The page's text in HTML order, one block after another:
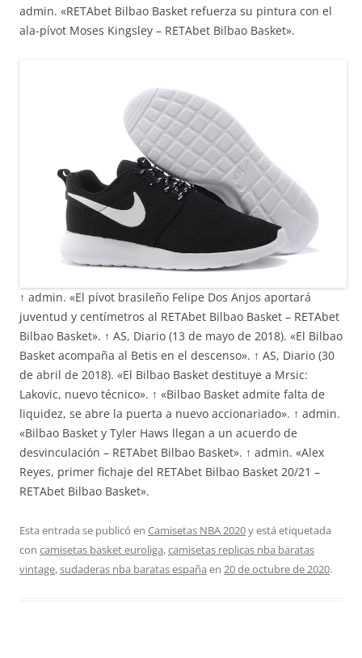
admin. «RETAbet Bilbao Basket refuerza su pintura con el
ala-pívot Moses Kingsley – RETAbet Bilbao Basket».
↑ admin. «El pívot brasileño Felipe Dos Anjos aportará
juventud y centímetros al RETAbet Bilbao Basket – RETAbet
Bilbao Basket». ↑ AS, Diario (13 de mayo de 2018). «El Bilbao
Basket acompaña al Betis en el descenso». ↑ AS, Diario (30
de abril de 2018). «El Bilbao Basket destituye a Mrsic:
Lakovic, nuevo técnico». ↑ «Bilbao Basket admite falta de
liquidez, se abre la puerta a nuevo accionariado». ↑ admin.
«Bilbao Basket y Tyler Haws llegan a un acuerdo de
desvinculación – RETAbet Bilbao Basket». ↑ admin. «Alex
Reyes, primer fichaje del RETAbet Bilbao Basket 20/21 –
RETAbet Bilbao Basket».
Esta entrada se publicó en Camisetas NBA 2020y está etiquetada
con camisetas basket euroliga,camisetas replicas nba baratas
vintage,sudaderas nba baratas españa en 20 de octubre de 2020.